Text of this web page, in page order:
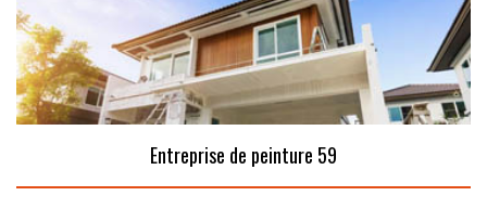
Entreprise de peinture 59